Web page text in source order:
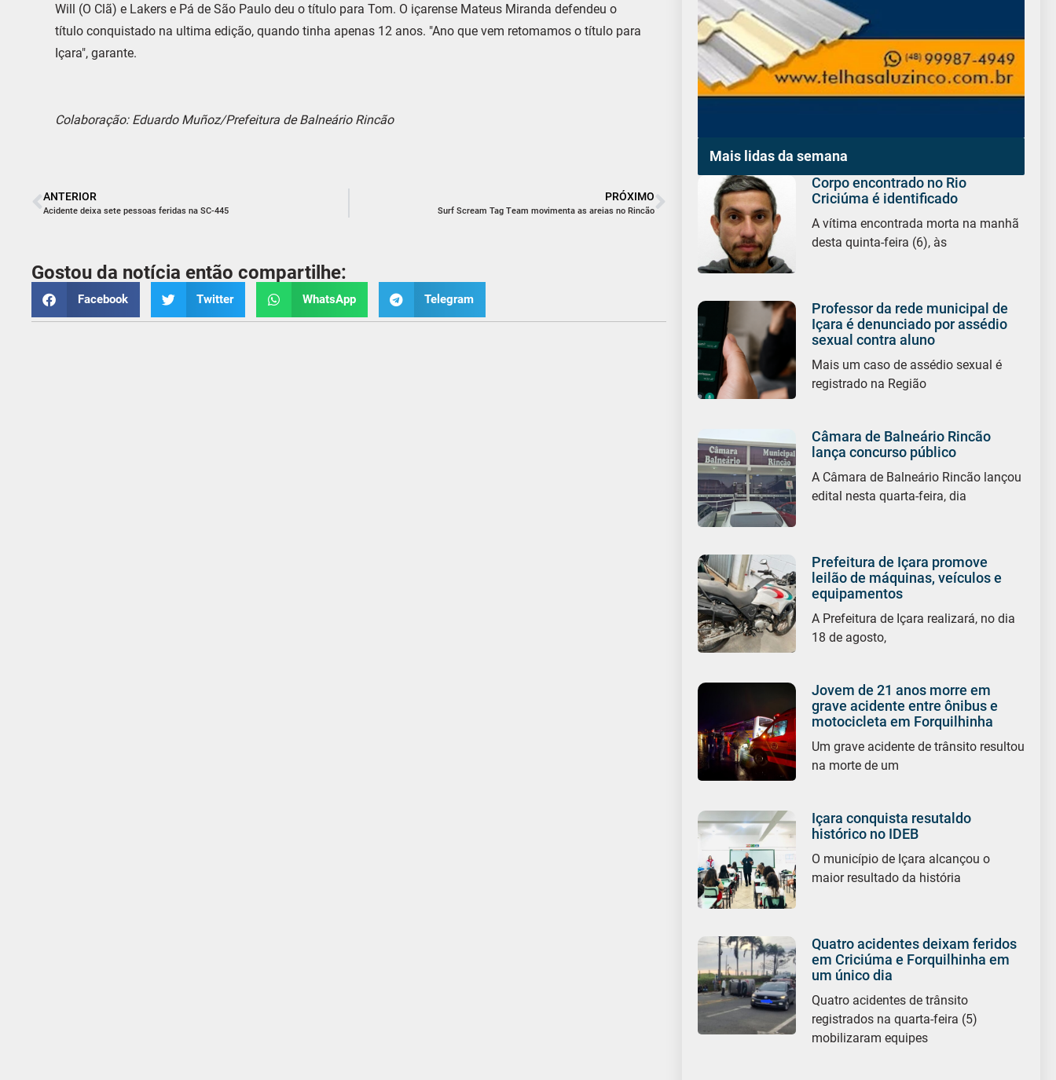
Will (O Clã) e Lakers e Pá de São Paulo deu o título para Tom. O içarense Mateus Miranda defendeu o
título conquistado na ultima edição, quando tinha apenas 12 anos. "Ano que vem retomamos o título para
Içara", garante.
Colaboração: Eduardo Muñoz/Prefeitura de Balneário Rincão
ANTERIOR
Acidente deixa sete pessoas feridas na SC-445
PRÓXIMO
Surf Scream Tag Team movimenta as areias no Rincão
Gostou da notícia então compartilhe:
Facebook Twitter WhatsApp Telegram
Mais lidas da semana
Corpo encontrado no Rio
Criciúma é identificado
A vítima encontrada morta na manhã
desta quinta-feira (6), às
Professor da rede municipal de
Içara é denunciado por assédio
sexual contra aluno
Mais um caso de assédio sexual é
registrado na Região
Câmara de Balneário Rincão
lança concurso público
A Câmara de Balneário Rincão lançou
edital nesta quarta-feira, dia
Prefeitura de Içara promove
leilão de máquinas, veículos e
equipamentos
A Prefeitura de Içara realizará, no dia
18 de agosto,
Jovem de 21 anos morre em
grave acidente entre ônibus e
motocicleta em Forquilhinha
Um grave acidente de trânsito resultou
na morte de um
Içara conquista resutaldo
histórico no IDEB
O município de Içara alcançou o
maior resultado da história
Quatro acidentes deixam feridos
em Criciúma e Forquilhinha em
um único dia
Quatro acidentes de trânsito
registrados na quarta-feira (5)
mobilizaram equipes